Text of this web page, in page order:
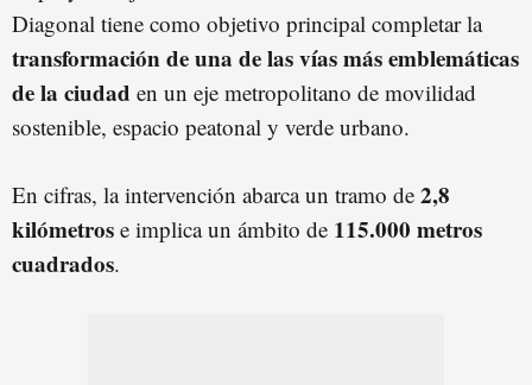
Diagonal tiene como objetivo principal completar la
transformación de una de las vías más emblemáticas
de la ciudad en un eje metropolitano de movilidad
sostenible, espacio peatonal y verde urbano.
En cifras, la intervención abarca un tramo de 2,8
kilómetros e implica un ámbito de 115.000 metros
cuadrados.